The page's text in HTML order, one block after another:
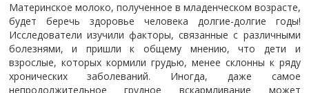
Материнское молоко, полученное в младенческом возрасте,
будет беречь здоровье человека долгие-долгие годы!
Исследователи изучили факторы, связанные с различными
болезнями, и пришли к общему мнению, что дети и
взрослые, которых кормили грудью, менее склонны к ряду
хронических заболеваний. Иногда, даже самое
непродолжительное грудное вскармливание может